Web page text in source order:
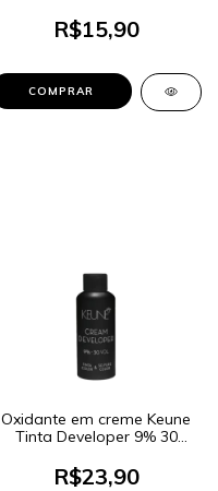
60ml
R$15,90
Oxidante em creme Keune
Tinta Developer 9% 30
R$23,90